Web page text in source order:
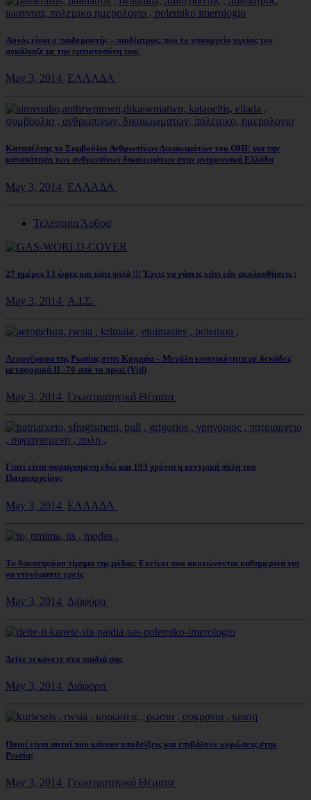
Αυτός είναι ο παιδεραστής – παιδίατρος, που το υπουργείο υγείας τον
αγκάλιαζε με την εμπιστοσύνη του.
May 3, 2014 ΕΛΛΑΔΑ
Καταπέλτης το Συμβούλιο Ανθρωπίνων Δικαιωμάτων του ΟΗΕ για την
καταπάτηση των ανθρωπίνων δικαιωμάτων στην μνημονιακή Ελλάδα
May 3, 2014 ΕΛΛΑΔΑ
Τελευταία Άρθρα
27 ημέρες 13 ώρες και κάτι ψιλά !!! Έχεις να χάσεις κάτι εάν ακολουθήσεις ;
May 3, 2014 Α.Ι.Σ.
Αερογέφυρα της Ρωσίας στην Κριμαία – Μεγάλη κινητικότητα με δεκάδες
μεταφορικά IL-76 από το πρωί (Vid)
May 3, 2014 Γεωστρατηγικά Θέματα
Γιατί είναι σφραγισμένη εδώ και 193 χρόνια η κεντρική πύλη του
Πατριαρχείου;
May 3, 2014 ΕΛΛΑΔΑ
Το θανατηφόρο τίμημα της μόδας: Εκείνοι που σκοτώνονται καθημερινά για
να ντυνόμαστε εμείς
May 3, 2014 Διάφορα
Δείτε τι κάνετε στα παιδιά σας
May 3, 2014 Διάφορα
Ποιοί είναι αυτοί που κάνουν υποδείξεις και επιβάλουν κυρώσεις στην
Ρωσία;
May 3, 2014 Γεωστρατηγικά Θέματα